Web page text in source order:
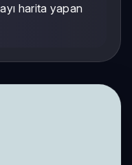
harita yapan